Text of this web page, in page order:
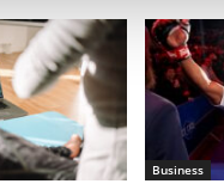
Business